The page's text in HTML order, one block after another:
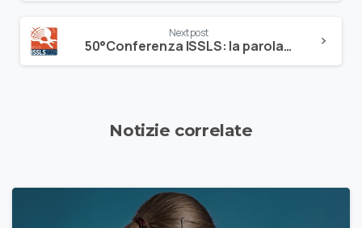
Next post
50°Conferenza ISSLS: la parola ai local hosts
Notizie correlate